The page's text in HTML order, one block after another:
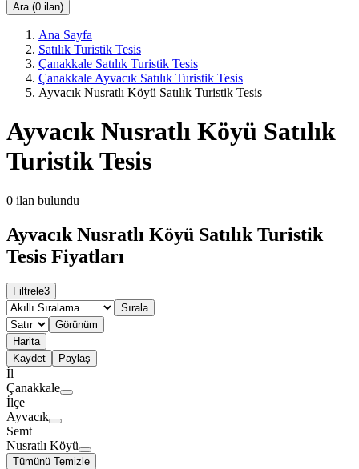
Ara (0 ilan)
Ana Sayfa
Satılık Turistik Tesis
Çanakkale Satılık Turistik Tesis
Çanakkale Ayvacık Satılık Turistik Tesis
Ayvacık Nusratlı Köyü Satılık Turistik Tesis
Ayvacık Nusratlı Köyü Satılık
Turistik Tesis
0 ilan bulundu
Ayvacık Nusratlı Köyü Satılık Turistik
Tesis Fiyatları
Filtrele3
Sırala
Görünüm
Harita
Kaydet
Paylaş
İl
Çanakkale
İlçe
Ayvacık
Semt
Nusratlı Köyü
Tümünü Temizle